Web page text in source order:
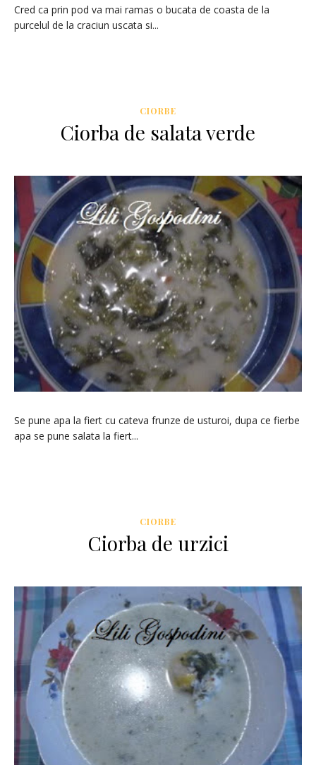
Cred ca prin pod va mai ramas o bucata de coasta de la
purcelul de la craciun uscata si...
CIORBE
Ciorba de salata verde
Se pune apa la fiert cu cateva frunze de usturoi, dupa ce fierbe
apa se pune salata la fiert...
CIORBE
Ciorba de urzici